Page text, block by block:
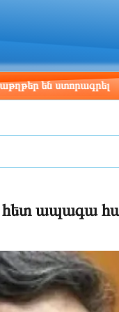
19:41
ապագա